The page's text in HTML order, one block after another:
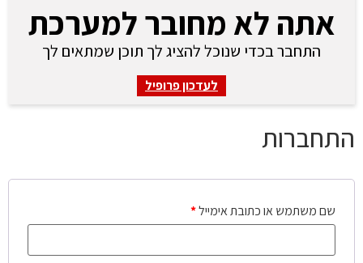
אתה לא מחובר למערכת
התחבר בכדי שנוכל להציג לך תוכן שמתאים לך
לעדכון פרופיל
התחברות
שם משתמש או כתובת אימייל*